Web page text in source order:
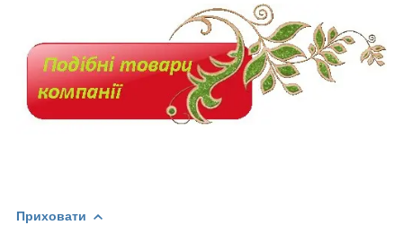
Приховати